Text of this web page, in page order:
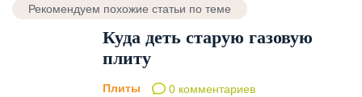
Рекомендуем похожие статьи по теме
Куда деть старую газовую
плиту
Плиты 0 комментариев